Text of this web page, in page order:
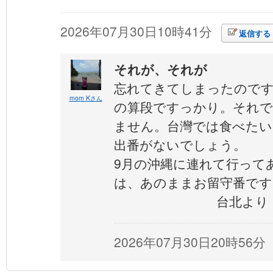
2026年07月30日10時41分 返信する
mom Kさん
それが、それが
忘れてきてしまったので
の算段ですっかり。それ
ません。台灣では食べた
出番がないでしょう。
9月の沖縄に連れて行っ
は、あのままお留守番で
台北より
2026年07月30日20時56分